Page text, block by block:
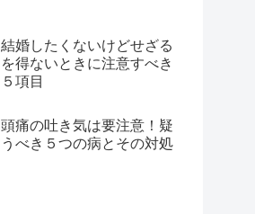
結婚したくないけどせざる
を得ないときに注意すべき
５項目
頭痛の吐き気は要注意！疑
うべき５つの病とその対処